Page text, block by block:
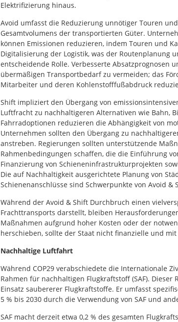
Elektrifizierung hinaus.
Avoid umfasst die Reduzierung unnötiger Touren
Gesamtvolumens der transportierten Güter.
können Emissionen reduzieren, indem Touren und
Digitalisierung der Logistik, was der Routenplanung
entscheidende Rolle. Verbesserte Absatzprognosen
übermäßigen Transportbedarf zu vermeiden; das
Mitarbeiter und deren Kohlenstofffußabdruck
Shift impliziert den Übergang von
Luftfracht zu nachhaltigeren Alternativen wie Bahn,
Fahrradoptionen reduzieren die Abhängigkeit von
Unternehmen sollten den Übergang zu
anstreben. Regierungen sollten unterstützende
Rahmenbedingungen schaffen, die die Einführung
Finanzierung von Schieneninfrastrukturprojekten
Die auf Nachhaltigkeit ausgerichtete Planung von
Schienenanschlüsse sind Schwerpunkte von Avoid &
Während der Avoid & Shift Durchbruch einen
Frachttransports darstellt, bleiben
Maßnahmen aufgrund hoher Kosten oder der
herschieben, sollte der Staat nicht finanzielle und
Nachhaltige Luftfahrt
Während COP29 verabschiedete die Internationale
Rahmen für nachhaltigen Flugkraftstoff (SAF).
Einsatz saubererer Flugkraftstoffe. Er umfasst
5 % bis 2030 durch die Verwendung von SAF und
SAF macht derzeit etwa 0,2 % des gesamten